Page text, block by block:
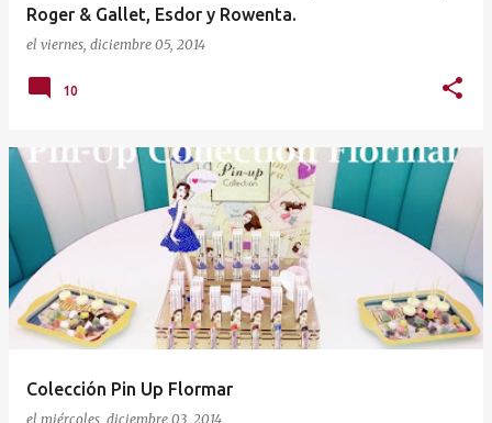
Roger & Gallet, Esdor y Rowenta.
el viernes, diciembre 05, 2014
10
Colección Pin Up Flormar
el miércoles, diciembre 03, 2014